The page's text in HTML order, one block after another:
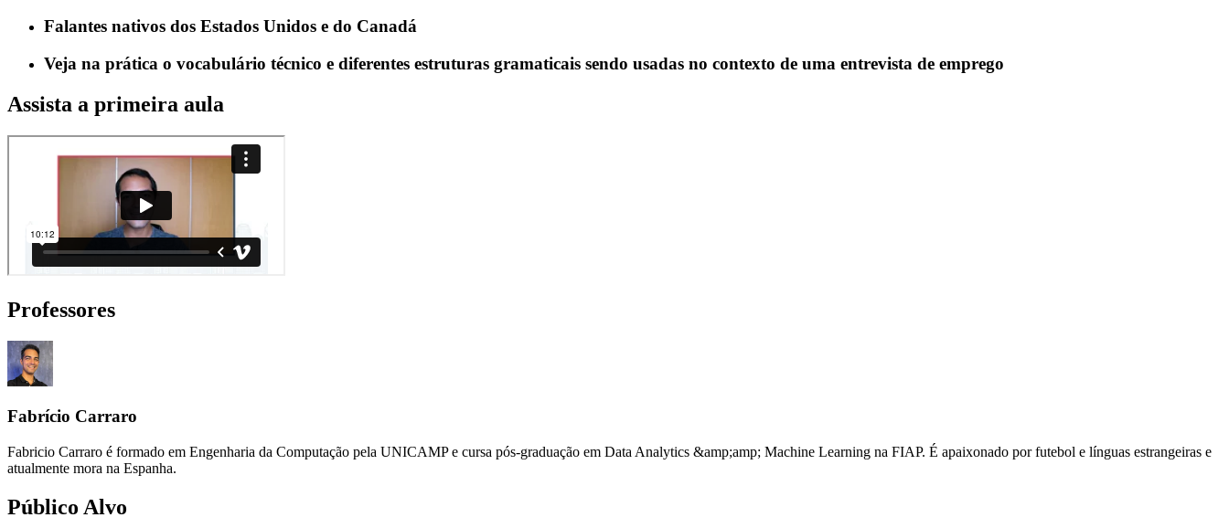
Falantes nativos dos Estados Unidos e do Canadá
Veja na prática o vocabulário técnico e diferentes estruturas gramaticais sendo usadas no contexto de uma entrevista de emprego
Assista a primeira aula
Professores
Fabrício Carraro
Fabricio Carraro é formado em Engenharia da Computação pela UNICAMP e cursa pós-graduação em Data Analytics &amp;amp; Machine Learning na FIAP. É apaixonado por futebol e línguas estrangeiras e
atualmente mora na Espanha.
Público Alvo